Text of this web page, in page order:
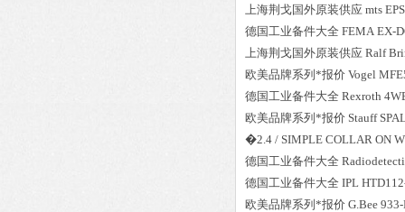
上海荆戈国外原装供应 mts
德国工业备件大全 FEMA EX-
上海荆戈国外原装供应 Ralf
欧美品牌系列*报价 Vogel
德国工业备件大全 Rexroth
欧美品牌系列*报价 Stauff
�2.4 / SIMPLE COLLAR ON
德国工业备件大全
德国工业备件大全 IPL
欧美品牌系列*报价 G.Bee